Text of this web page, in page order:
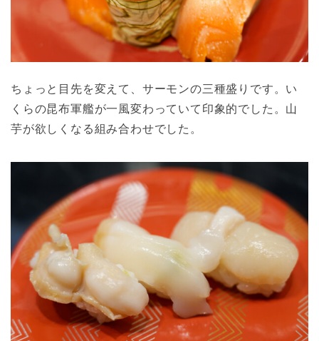
ちょっと目先を変えて、サーモンの三種盛りです。い
くらの昆布軍艦が一風変わっていて印象的でした。山
芋が欲しくなる組み合わせでした。